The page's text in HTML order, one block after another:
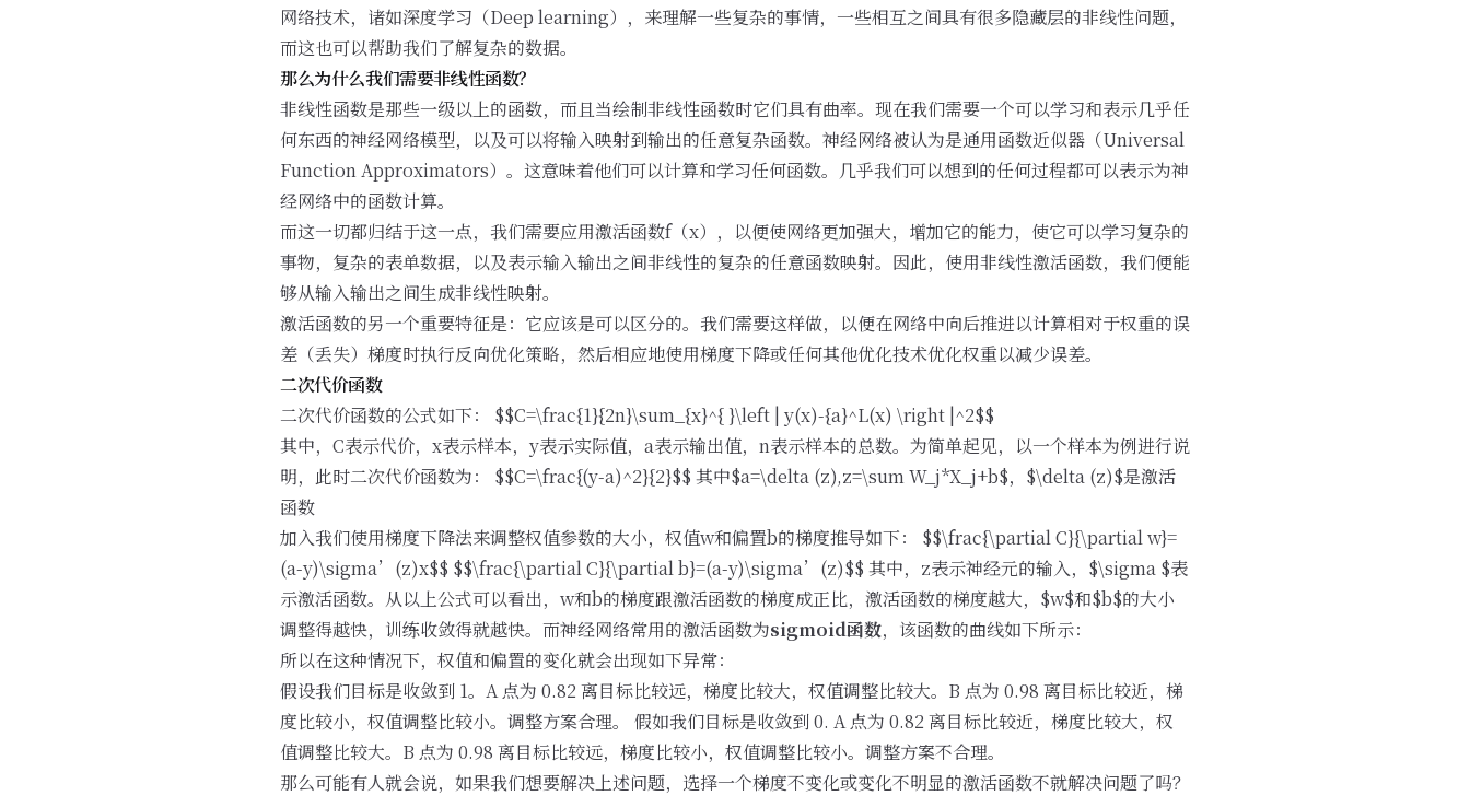
网络技术，诸如深度学习（Deep learning），来理解一些复杂的事情，一些相互之间具有很多隐藏层的非线性问题，
而这也可以帮助我们了解复杂的数据。
那么为什么我们需要非线性函数？
非线性函数是那些一级以上的函数，而且当绘制非线性函数时它们具有曲率。现在我们需要一个可以学习和表示几乎任
何东西的神经网络模型，以及可以将输入映射到输出的任意复杂函数。神经网络被认为是通用函数近似器（Universal
Function Approximators）。这意味着他们可以计算和学习任何函数。几乎我们可以想到的任何过程都可以表示为神
经网络中的函数计算。
而这一切都归结于这一点，我们需要应用激活函数f（x），以便使网络更加强大，增加它的能力，使它可以学习复杂的
事物，复杂的表单数据，以及表示输入输出之间非线性的复杂的任意函数映射。因此，使用非线性激活函数，我们便能
够从输入输出之间生成非线性映射。
激活函数的另一个重要特征是：它应该是可以区分的。我们需要这样做，以便在网络中向后推进以计算相对于权重的误
差（丢失）梯度时执行反向优化策略，然后相应地使用梯度下降或任何其他优化技术优化权重以减少误差。
二次代价函数
二次代价函数的公式如下： $$C=\frac{1}{2n}\sum_{x}^{ }\left | y(x)-{a}^L(x) \right |^2$$
其中，C表示代价，x表示样本，y表示实际值，a表示输出值，n表示样本的总数。为简单起见，以一个样本为例进行说
明，此时二次代价函数为： $$C=\frac{(y-a)^2}{2}$$ 其中$a=\delta (z),z=\sum W_j*X_j+b$，$\delta (z)$是激活
函数
加入我们使用梯度下降法来调整权值参数的大小，权值w和偏置b的梯度推导如下： $$\frac{\partial C}{\partial w}=
(a-y)\sigma’(z)x$$ $$\frac{\partial C}{\partial b}=(a-y)\sigma’(z)$$ 其中，z表示神经元的输入，$\sigma $表
示激活函数。从以上公式可以看出，w和b的梯度跟激活函数的梯度成正比，激活函数的梯度越大，$w$和$b$的大小
调整得越快，训练收敛得就越快。而神经网络常用的激活函数为sigmoid函数，该函数的曲线如下所示：
所以在这种情况下，权值和偏置的变化就会出现如下异常：
假设我们目标是收敛到 1。A 点为 0.82 离目标比较远，梯度比较大，权值调整比较大。B 点为 0.98 离目标比较近，梯
度比较小，权值调整比较小。调整方案合理。 假如我们目标是收敛到 0. A 点为 0.82 离目标比较近，梯度比较大，权
值调整比较大。B 点为 0.98 离目标比较远，梯度比较小，权值调整比较小。调整方案不合理。
那么可能有人就会说，如果我们想要解决上述问题，选择一个梯度不变化或变化不明显的激活函数不就解决问题了吗？